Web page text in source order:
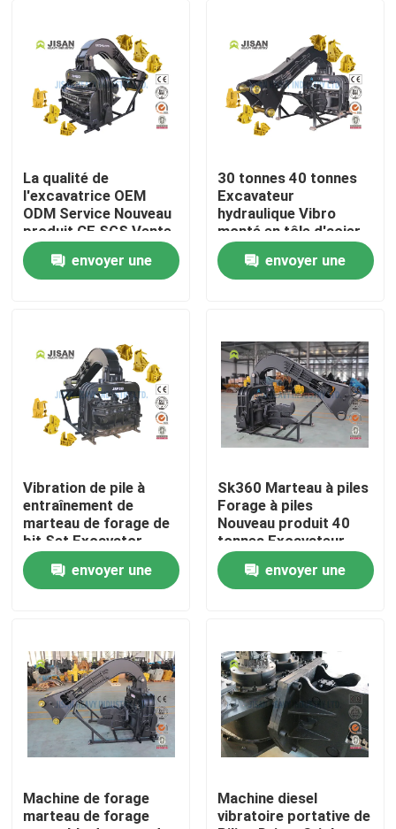
Produits
Au sujet de nous
Visite d'usine
Contrôle de qualité
Demandez une citation
Company News
Briseur de roche d'excavatrice
briseur hydraulique de roche
La qualité de
l'excavatrice OEM
ODM Service Nouveau
produit CE SGS Vente
Vibrateur
envoyer une
30 tonnes 40 tonnes
Excavateur
hydraulique Vibro
monté en tôle d'acier
ou en pile de ciment
photovoltaïque
envoyer une
Vibration de pile à
entraînement de
marteau de forage de
bit Set Excavator
Vente OEM ODM
Service CE SGS
Qualité du nouveau
envoyer une
Sk360 Marteau à piles
Forage à piles
Nouveau produit 40
tonnes Excavateur
Marteau à piles Prix de
qualité CE OEM ODM
Service Machine
envoyer une
Machine de forage
marteau de forage
Machine diesel
vibratoire portative de